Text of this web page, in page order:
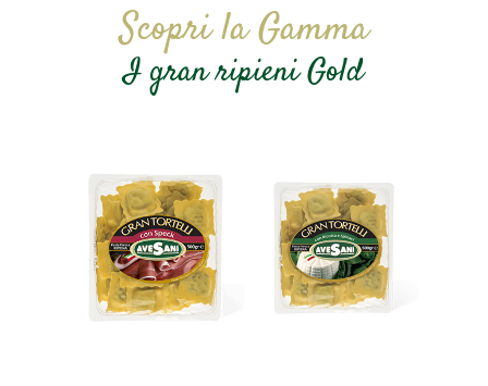
Scopri la Gamma
I gran ripieni Gold